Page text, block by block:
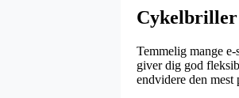
Cykelbriller
Temmelig mange
giver dig god
endvidere den